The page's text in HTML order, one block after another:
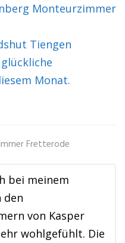
Monteurzimmer
Tiengen
Monat.
Fretterode
bei meinem
den
von Kasper
wohlgefühlt. Die